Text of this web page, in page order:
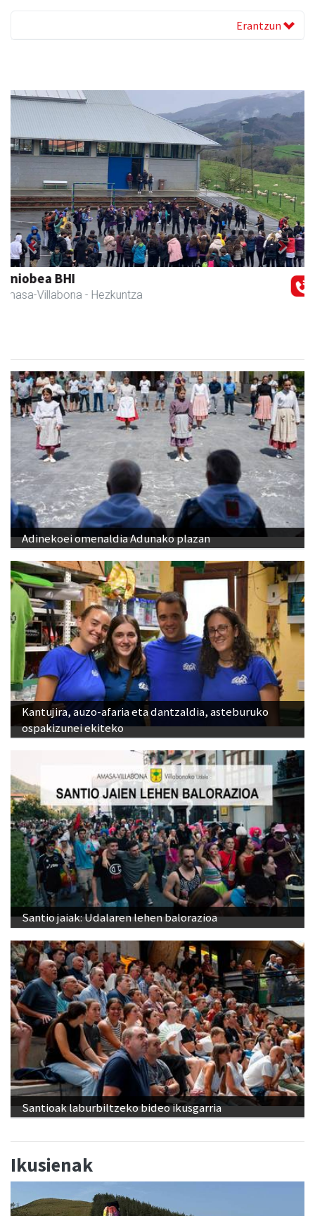
Erantzun
Amane
Amasa-Villabona - Arropa-dendak
Previous Next
Adinekoei omenaldia Adunako plazan
Kantujira, auzo-afaria eta dantzaldia, asteburuko
ospakizunei ekiteko
Santio jaiak: Udalaren lehen balorazioa
Santioak laburbiltzeko bideo ikusgarria
Ikusienak